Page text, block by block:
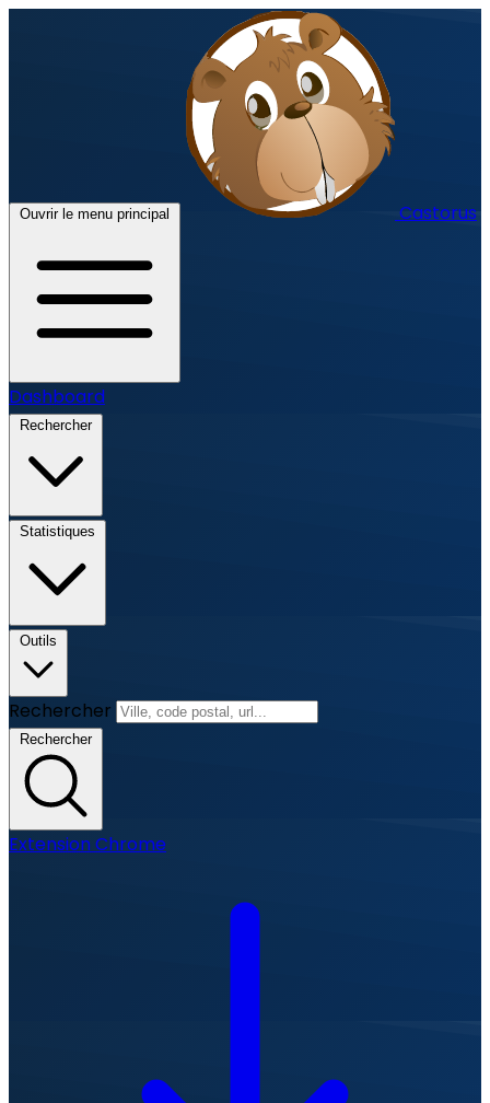
Ouvrir le menu principal Castorus
Dashboard
Rechercher
Statistiques
Outils
Rechercher
Rechercher
Extension Chrome